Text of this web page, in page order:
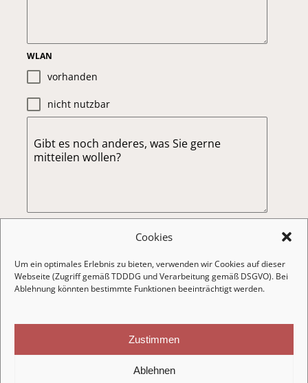
Cookies
Um ein optimales Erlebnis zu bieten, verwenden wir Cookies auf dieser
Webseite (Zugriff gemäß TDDDG und Verarbeitung gemäß DSGVO). Bei
Ablehnung könnten bestimmte Funktionen beeinträchtigt werden.
Zustimmen
Ablehnen
WLAN
vorhanden
nicht nutzbar
Gibt es noch anderes, was Sie gerne
mitteilen wollen?
0 / 300
Als Entwurf speichern